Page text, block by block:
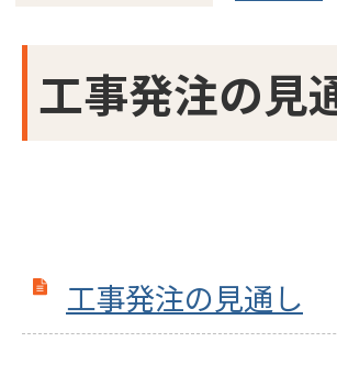
工事発注の見
工事発注の見通し